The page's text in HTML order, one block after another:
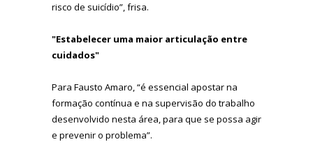
risco de suicídio”, frisa.
"Estabelecer uma maior articulação entre
cuidados"
Para Fausto Amaro, “é essencial apostar na
formação contínua e na supervisão do trabalho
desenvolvido nesta área, para que se possa agir
e prevenir o problema”.